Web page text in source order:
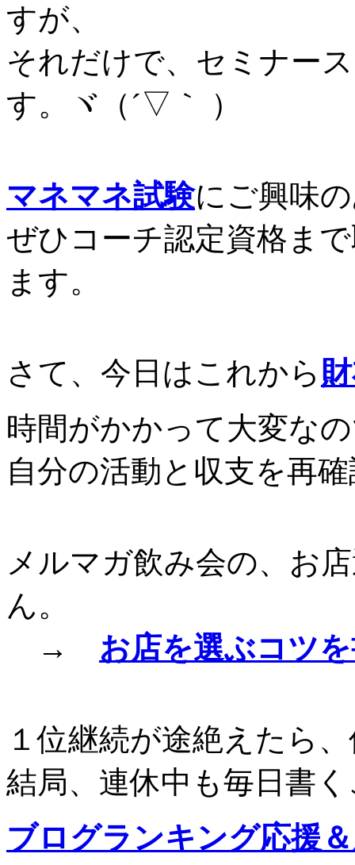
すが、
それだけで、セミナー
す。ヾ（´▽｀ ）
マネマネ試験にご興味
ぜひコーチ認定資格ま
ます。
さて、今日はこれから
時間がかかって大変な
自分の活動と収支を再
メルマガ飲み会の、お
ん。
→ お店を選ぶコツ
１位継続が途絶えたら
結局、連休中も毎日書
ブログランキング応援